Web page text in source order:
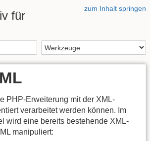
zum Inhalt springen
für
PHP-Erweiterung mit der XML-
verarbeitet werden können. Im
wird eine bereits bestehende XML-
manipuliert: